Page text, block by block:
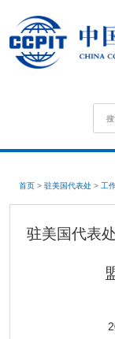
首页 > 驻美国代表处 > 工
驻美国代表